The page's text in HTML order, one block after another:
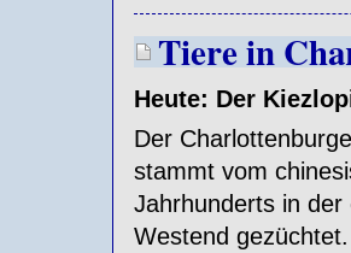
Tiere in
Heute: Der
Der
stammt vom
Jahrhunderts in der
Westend